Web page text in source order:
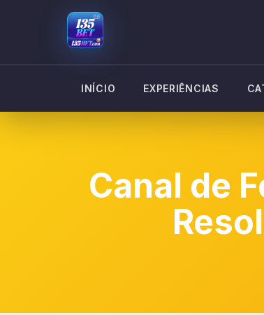
INÍCIO EXPERIÊNCIAS
Canal de